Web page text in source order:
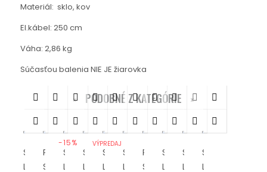
Materiál: sklo, kov
El.kábel: 250 cm
Váha: 2,86 kg
Súčasťou balenia NIE JE žiarovka
PODOBNÉ Z KATEGÓRIE


STOLOVÁ
LAMPA


PRENOSNÁ
STOLOVÁ


STOLOVÁ
LAMPA
VÝPREDAJ


STOLOVÁ
LAMPA
-15%


STOLOVÁ
LAMPA


STOLOVÁ
LAMPA


PRENOSNÁ
STOLOVÁ


STOLOVÁ
LAMPA


STOLOVÁ
LAMPA


STOLOVÁ
LAMPA